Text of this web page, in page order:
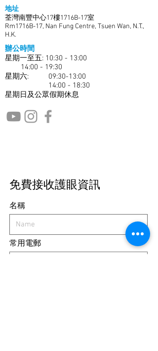
地址
荃灣南豐中心17樓1716B-17室
Rm1716B-17, Nan Fung Centre, Tsuen Wan, N.T.,
H.K.
辦公時間
星期一至五: 10:30 - 13:00
14:00 - 19:30
​​星期六: 09:30-13:00
14:00 - 18:30
星期日及公眾假期休息
免費接收護眼資訊
名稱
常用電郵